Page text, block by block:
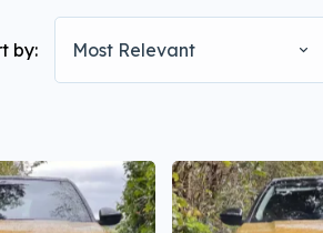
by: Most Relevant